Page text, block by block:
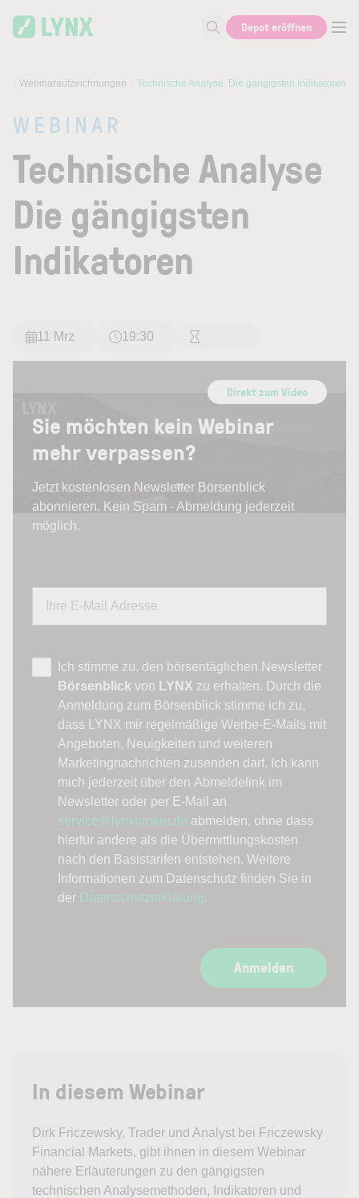
Suche nach Aktie, Autor...
Depot eröffnen
Webinaraufzeichnungen Technische Analyse  Die gängigsten Indikatoren
WEBINAR
Technische Analyse 
Die gängigsten
Indikatoren
11 Mrz 19:30
Direkt zum Video
Sie möchten kein Webinar
mehr verpassen?
Jetzt kostenlosen Newsletter Börsenblick
abonnieren. Kein Spam - Abmeldung jederzeit
möglich.
Ich stimme zu, den börsentäglichen Newsletter
Börsenblick von LYNX zu erhalten. Durch die
Anmeldung zum Börsenblick stimme ich zu,
dass LYNX mir regelmäßige Werbe-E-Mails mit
Angeboten, Neuigkeiten und weiteren
Marketingnachrichten zusenden darf. Ich kann
mich jederzeit über den Abmeldelink im
Newsletter oder per E-Mail an
service@lynxbroker.de abmelden, ohne dass
hierfür andere als die Übermittlungskosten
nach den Basistarifen entstehen. Weitere
Informationen zum Datenschutz finden Sie in
der Datenschutzerklärung.
Anmelden
In diesem Webinar
Dirk Friczewsky, Trader und Analyst bei Friczewsky
Financial Markets, gibt ihnen in diesem Webinar
nähere Erläuterungen zu den gängigsten
technischen Analysemethoden, Indikatoren und